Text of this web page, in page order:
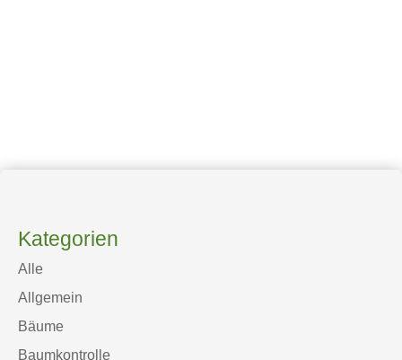
Kategorien
Alle
Allgemein
Bäume
Baumkontrolle